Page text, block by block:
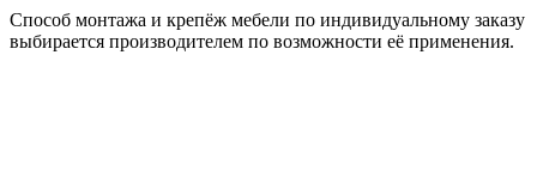
Способ монтажа и крепёж мебели по индивидуальному заказу
выбирается производителем по возможности её применения.